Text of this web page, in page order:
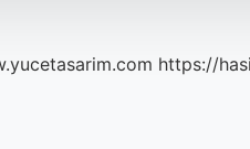
https://